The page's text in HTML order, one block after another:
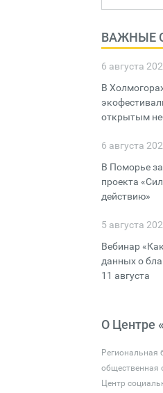
ВАЖНЫЕ
6 августа
В
открытым
6 августа
В Поморье
проекта
действию»
5 августа
Вебинар
данных о
11 августа
О Центре
Региональная
общественная
Центр